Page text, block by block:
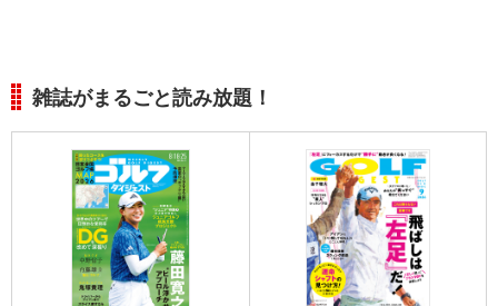
雑誌がまるごと読み放題！